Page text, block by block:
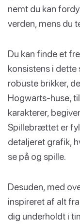
nemt du kan
verden, mens du
Du kan finde et
konsistens i
robuste brikker,
Hogwarts-huse,
karakterer,
Spillebrættet er
detaljeret grafik,
se på og spille.
Desuden, med
inspireret af alt
dig underholdt i